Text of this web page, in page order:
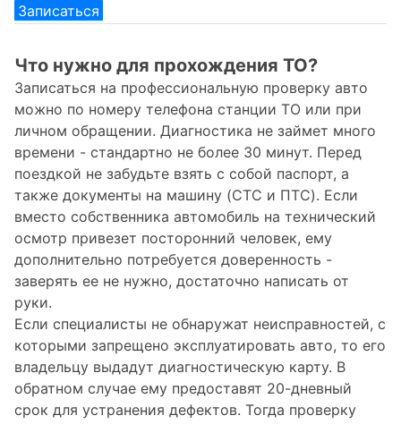
Записаться
Что нужно для прохождения ТО?
Записаться на профессиональную проверку авто
можно по номеру телефона станции ТО или при
личном обращении. Диагностика не займет много
времени - стандартно не более 30 минут. Перед
поездкой не забудьте взять с собой паспорт, а
также документы на машину (СТС и ПТС). Если
вместо собственника автомобиль на технический
осмотр привезет посторонний человек, ему
дополнительно потребуется доверенность -
заверять ее не нужно, достаточно написать от
руки.
Если специалисты не обнаружат неисправностей, с
которыми запрещено эксплуатировать авто, то его
владельцу выдадут диагностическую карту. В
обратном случае ему предоставят 20-дневный
срок для устранения дефектов. Тогда проверку